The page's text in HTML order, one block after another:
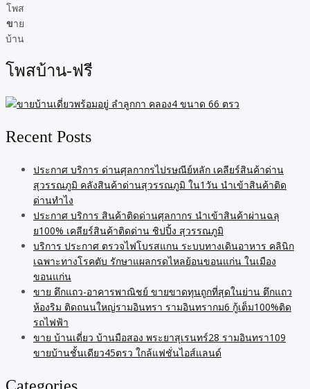
โพส
ขาย
บ้าน
โพสบ้าน-ฟรี
Recent Posts
ประกาศ บริการ ด่านศุลกากรไปรษณีย์หลัก เคลียร์สินค้าด่าน
สุวรรณภูมิ คลังสินค้าด่านสุวรรณภูมิ ใน1วัน นำเข้าสินค้าติด
ด่านทำไง
ประกาศ บริการ สินค้าติดด่านศุลกากร นำเข้าสินค้าผ่านฉลุ
ย100% เคลียร์สินค้าติดด่าน ชิปปิ้ง สุวรรณภูมิ
บริการ ประกาศ ตรวจไฟโบรสแกน ระบบทางเดินอาหาร คลินิก
เฉพาะทางโรคตับ รักษาแผลกรดไหลย้อนขอนแก่น ในเมือง
ขอนแก่น
ขาย ตึกแถว-อาคารพาณิชย์ ขายขาดทุนถูกที่สุดในย่าน ตึกแถว
ห้องริม ติดถนนใหญ่รามอินทรา รามอินทรากม6 กู้เต็ม100%ติด
รถไฟฟ้า
ขาย บ้านเดี่ยว บ้านมือสอง พระยาสุเรนทร์28 รามอินทรา109
ขายบ้านชั้นเดียว45ตรว ใกล้แฟชั่นไอส์แลนด์